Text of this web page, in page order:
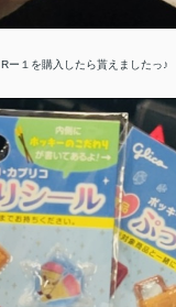
Rー１を購入したら貰えましたっ♪